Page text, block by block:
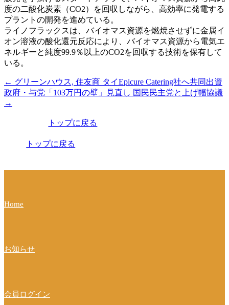
度の二酸化炭素（CO2）を回収しながら、高効率に発電する
プラントの開発を進めている。
ライノフラックスは、バイオマス資源を燃焼させずに金属イ
オン溶液の酸化還元反応により、バイオマス資源から電気エ
ネルギーと純度99.9％以上のCO2を回収する技術を保有して
いる。
投
稿
ョ
← グリーンハウス, 住友商 タイEpicure Catering社へ共同出資
政府・与党「103万円の壁」見直し 国民民主党と上げ幅協議
→
トップに戻る
トップに戻る
Home
お知らせ
会員ログイン